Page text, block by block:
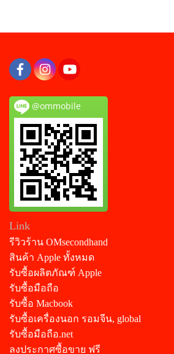
@ommobile
Link
รีวิวร้าน OMsecondhand
สินค้า Apple ทั้งหมด
รับซื้อผลิตภัณฑ์ Apple
รับซื้อมือถือ
รับซื้อ Macbook
รับซื้อเครื่องนอก รอมจีน, global
รับซื้อมือถือ.net
ลงประกาศซื้อขาย ฟรี